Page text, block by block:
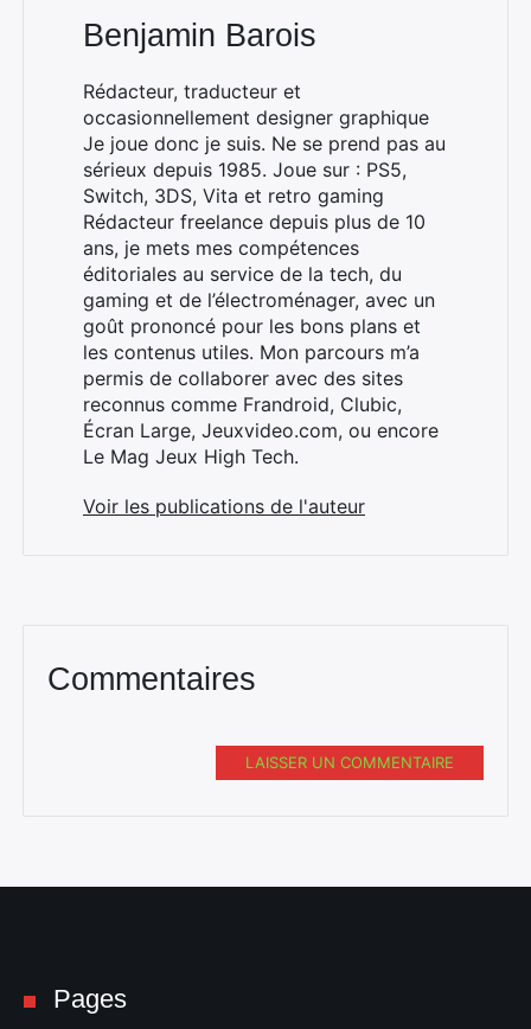
Benjamin Barois
Rédacteur, traducteur et
occasionnellement designer graphique
Je joue donc je suis. Ne se prend pas au
sérieux depuis 1985. Joue sur : PS5,
Switch, 3DS, Vita et retro gaming
Rédacteur freelance depuis plus de 10
ans, je mets mes compétences
éditoriales au service de la tech, du
gaming et de l’électroménager, avec un
goût prononcé pour les bons plans et
les contenus utiles. Mon parcours m’a
permis de collaborer avec des sites
reconnus comme Frandroid, Clubic,
Écran Large, Jeuxvideo.com, ou encore
Le Mag Jeux High Tech.
Voir les publications de l'auteur
Commentaires
LAISSER UN COMMENTAIRE
Pages
Rechercher
: